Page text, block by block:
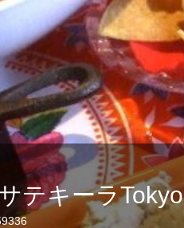
テキーラTokyo